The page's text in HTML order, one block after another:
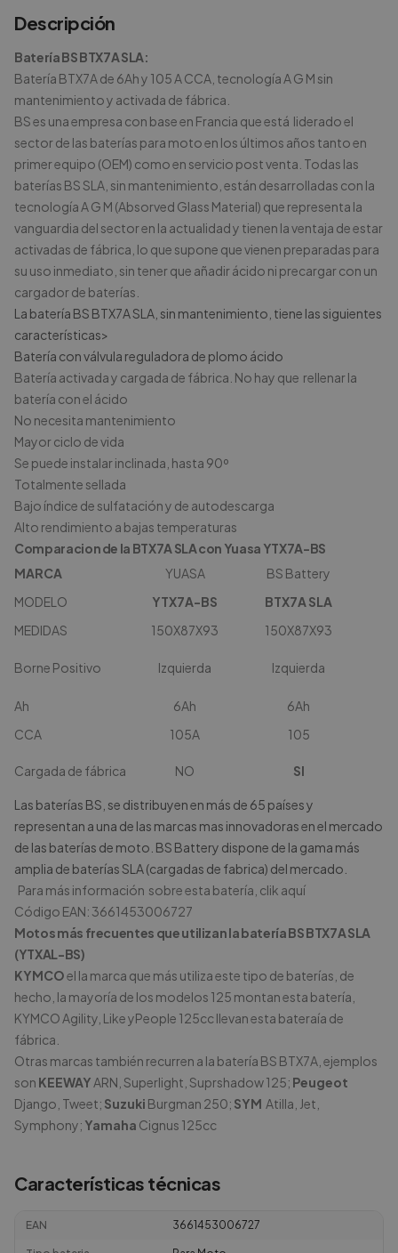
Descripción
Batería BS BTX7A SLA:
Batería BTX7A de 6Ah y 105 A CCA, tecnología A G M sin
mantenimiento y activada de fábrica.
BS es una empresa con base en Francia que está liderado el
sector de las baterías para moto en los últimos años tanto en
primer equipo (OEM) como en servicio post venta. Todas las
baterías BS SLA, sin mantenimiento, están desarrolladas con la
tecnología A G M (Absorved Glass Material) que representa la
vanguardia del sector en la actualidad y tienen la ventaja de estar
activadas de fábrica, lo que supone que vienen preparadas para
su uso inmediato, sin tener que añadir ácido ni precargar con un
cargador de baterías.
La batería BS BTX7A SLA, sin mantenimiento, tiene las siguientes
características>
Batería con válvula reguladora de plomo ácido
Batería activada y cargada de fábrica. No hay que rellenar la
batería con el ácido
No necesita mantenimiento
Mayor ciclo de vida
Se puede instalar inclinada, hasta 90º
Totalmente sellada
Bajo índice de sulfatación y de autodescarga
Alto rendimiento a bajas temperaturas
Comparacion de la BTX7A SLA con Yuasa YTX7A-BS
MARCA
YUASA
BS Battery
MODELO
YTX7A-BS
BTX7A SLA
MEDIDAS
150X87X93 150X87X93
Borne Positivo Izquierda Izquierda
Ah 6Ah
6Ah
CCA
105A 105
Cargada de fábrica NO SI
Las baterías BS, se distribuyen en más de 65 países y
representan a una de las marcas mas innovadoras en el mercado
de las baterías de moto. BS Battery dispone de la gama más
amplia de baterías SLA (cargadas de fabrica) del mercado.
Para más información sobre esta batería, clik aquí
Código EAN: 3661453006727
Motos más frecuentes que utilizan la batería BS BTX7A SLA
(YTXAL-BS)
KYMCOel la marca que más utiliza este tipo de baterías, de
hecho, la mayoría de los modelos 125 montan esta batería,
KYMCO Agility, Like yPeople 125cc llevan esta bateraía de
fábrica.
Otras marcas también recurren a la batería BS BTX7A, ejemplos
son KEEWAY ARN, Superlight, Suprshadow 125; Peugeot
Django, Tweet; Suzuki Burgman 250; SYM Atilla, Jet,
Symphony; Yamaha Cignus 125cc
Características técnicas
EAN 3661453006727